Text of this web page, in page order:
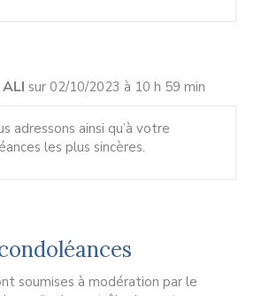
sur 02/10/2023 à 10 h 59 min
adressons ainsi qu’à votre
les plus sincères.
soumises à modération par le